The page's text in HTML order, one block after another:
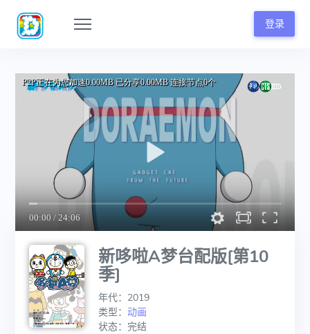
登录
新哆啦A梦台配版[第10
季]
年代：2019
类型： 动画
状态：完结